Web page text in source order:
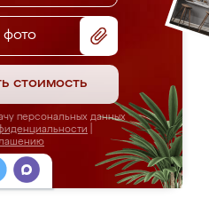
фото
стоимость
персональных данных